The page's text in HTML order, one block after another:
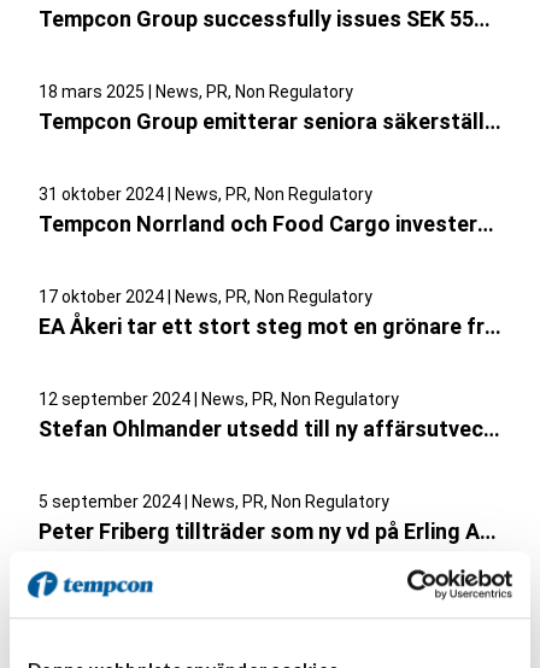
Tempcon Group successfully issues SEK 550 million senior secured bonds
18 mars 2025 | News, PR, Non Regulatory
Tempcon Group emitterar seniora säkerställda obligationer om 550 miljoner SEK
31 oktober 2024 | News, PR, Non Regulatory
Tempcon Norrland och Food Cargo investerar i helelektrisk lastbil för tempererade livsmedelstransporter
17 oktober 2024 | News, PR, Non Regulatory
EA Åkeri tar ett stort steg mot en grönare framtid med nya gasdrivna lastbilar
12 september 2024 | News, PR, Non Regulatory
Stefan Ohlmander utsedd till ny affärsutvecklare inom Tempcon Group
5 september 2024 | News, PR, Non Regulatory
Peter Friberg tillträder som ny vd på Erling Andersson Åkeri
13 juni 2024 | News, PR, Non Regulatory